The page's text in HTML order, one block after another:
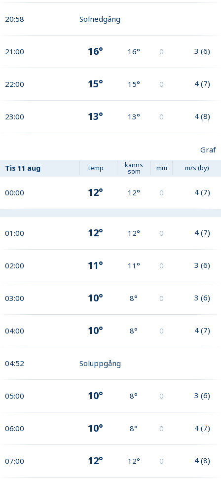
20:58 Solnedgång
21:00 16° 16° 0 3 (6)
22:00 15° 15° 0 4 (7)
23:00 13° 13° 0 4 (8)
Graf
Tis 11 aug temp känns
som mm m/s (by)
00:00 12° 12° 0 4 (7)
01:00 12° 12° 0 4 (7)
02:00 11° 11° 0 3 (6)
03:00 10° 8° 0 3 (6)
04:00 10° 8° 0 4 (7)
04:52 Soluppgång
05:00 10° 8° 0 3 (6)
06:00 10° 8° 0 4 (7)
07:00 12° 12° 0 4 (8)